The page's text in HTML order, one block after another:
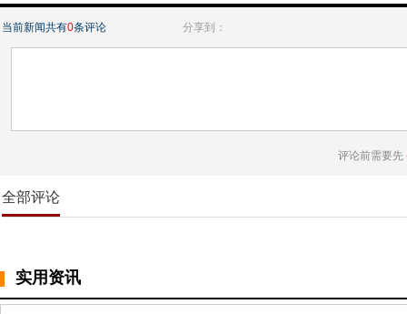
当前新闻共有0条评论 分享到：
评论前需要先
全部评论
实用资讯